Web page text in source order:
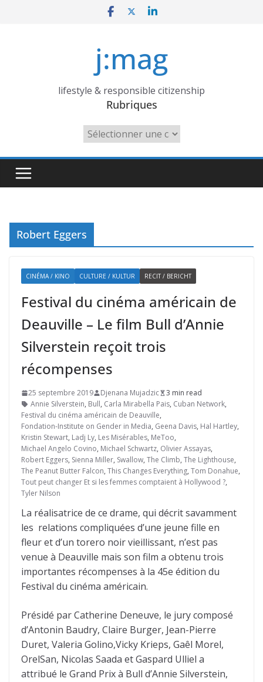
j:mag
lifestyle & responsible citizenship
Rubriques
Rubriques
Robert Eggers
CINÉMA / KINO CULTURE / KULTUR RECIT / BERICHT
Festival du cinéma américain de
Deauville – Le film Bull d’Annie
Silverstein reçoit trois
récompenses
25 septembre 2019 Djenana Mujadzic
3 min read
Annie Silverstein, Bull, Carla Mirabella Pais, Cuban Network,
Festival du cinéma américain de Deauville,
Fondation-Institute on Gender in Media, Geena Davis, Hal Hartley,
Kristin Stewart, Ladj Ly, Les Misérables, MeToo,
Michael Angelo Covino, Michael Schwartz, Olivier Assayas,
Robert Eggers, Sienna Miller, Swallow, The Climb, The Lighthouse,
The Peanut Butter Falcon, This Changes Everything, Tom Donahue,
Tout peut changer Et si les femmes comptaient à Hollywood ?,
Tyler Nilson
La réalisatrice de ce drame, qui décrit savamment
les relations compliquées d’une jeune fille en
fleur et d’un torero noir vieillissant, n’est pas
venue à Deauville mais son film a obtenu trois
importantes récompenses à la 45e édition du
Festival du cinéma américain.
Présidé par Catherine Deneuve, le jury composé
d’Antonin Baudry, Claire Burger, Jean-Pierre
Duret, Valeria Golino,Vicky Krieps, Gaêl Morel,
OrelSan, Nicolas Saada et Gaspard Ulliel a
attribué le Grand Prix à Bull d’Annie Silverstein,